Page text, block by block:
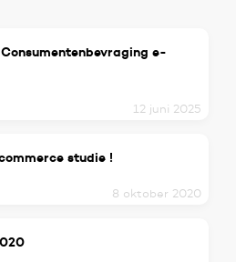
12 juni 2025
e-
8 oktober 2020
studie !